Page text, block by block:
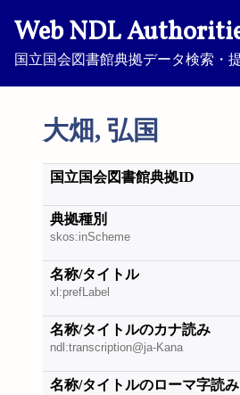
Web NDL
国立国会図書館典拠データ検索・
大畑, 弘国
国立国会図書館典拠ID
典拠種別
skos:inScheme
名称/タイトル
xl:prefLabel
名称/タイトルのカナ読み
ndl:transcription@ja-Kana
名称/タイトルのローマ字読み